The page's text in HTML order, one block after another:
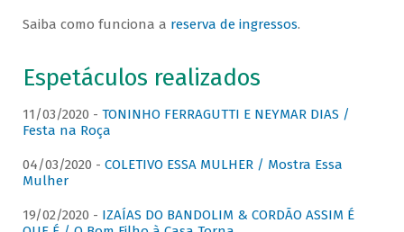
Saiba como funciona a reserva de ingressos.
Espetáculos realizados
11/03/2020 - TONINHO FERRAGUTTI E NEYMAR DIAS /
Festa na Roça
04/03/2020 - COLETIVO ESSA MULHER / Mostra Essa
Mulher
19/02/2020 - IZAÍAS DO BANDOLIM & CORDÃO ASSIM É